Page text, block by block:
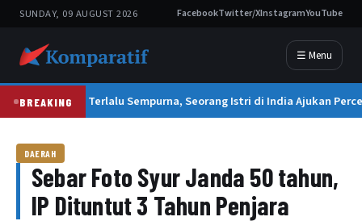
SUNDAY, 09 AUGUST 2026 FacebookTwitter/XInstagramYouTube
☰ Menu
BREAKINGSuami Terlalu Sempurna, Seorang Istri di India Ajukan
DAERAH
Sebar Foto Syur Janda 50 tahun,
IP Dituntut 3 Tahun Penjara